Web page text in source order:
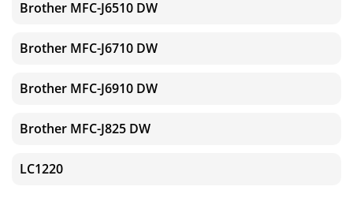
Brother MFC-J6510 DW
Brother MFC-J6710 DW
Brother MFC-J6910 DW
Brother MFC-J825 DW
LC1220